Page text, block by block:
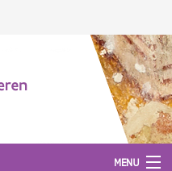
MENU